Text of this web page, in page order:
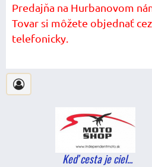
Predajňa na Hurbanovom
Tovar si môžete objednať
telefonicky.
Keď cesta je ciel...